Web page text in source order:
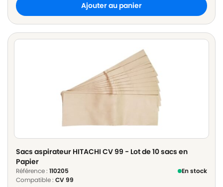
Ajouter au panier
Sacs aspirateur HITACHI CV 99 - Lot de 10 sacs en
Papier
Référence : 110205
En stock
Compatible : CV 99